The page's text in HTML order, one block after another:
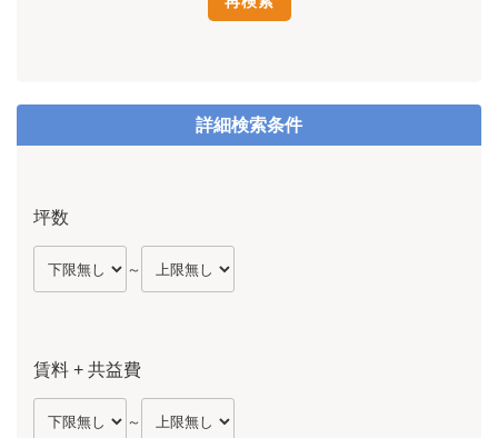
詳細検索条件
坪数
～
賃料 + 共益費
～